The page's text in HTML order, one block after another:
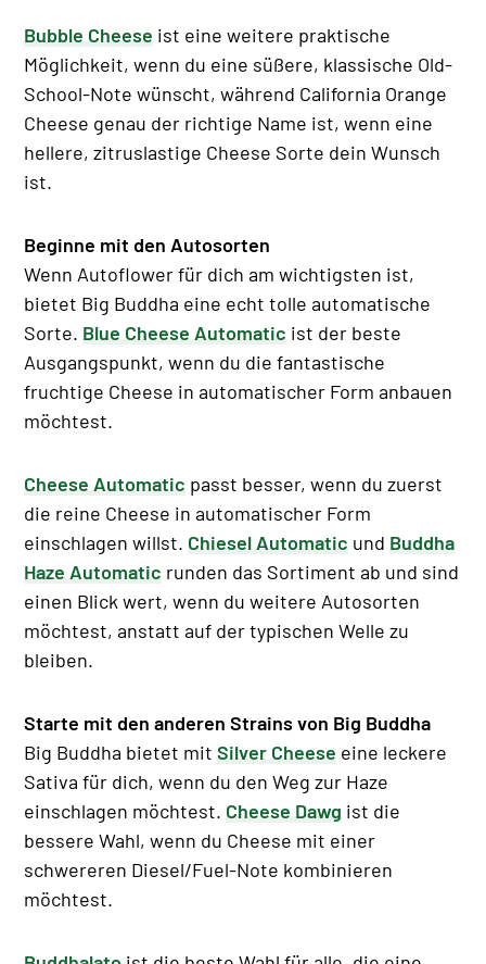
Bubble Cheese ist eine weitere praktische
Möglichkeit, wenn du eine süßere, klassische Old-
School-Note wünscht, während California Orange
Cheese genau der richtige Name ist, wenn eine
hellere, zitruslastige Cheese Sorte dein Wunsch
ist.
Beginne mit den Autosorten
Wenn Autoflower für dich am wichtigsten ist,
bietet Big Buddha eine echt tolle automatische
Sorte. Blue Cheese Automatic ist der beste
Ausgangspunkt, wenn du die fantastische
fruchtige Cheese in automatischer Form anbauen
möchtest.
Cheese Automatic passt besser, wenn du zuerst
die reine Cheese in automatischer Form
einschlagen willst. Chiesel Automatic und Buddha
Haze Automatic runden das Sortiment ab und sind
einen Blick wert, wenn du weitere Autosorten
möchtest, anstatt auf der typischen Welle zu
bleiben.
Starte mit den anderen Strains von Big Buddha
Big Buddha bietet mit Silver Cheese eine leckere
Sativa für dich, wenn du den Weg zur Haze
einschlagen möchtest. Cheese Dawg ist die
bessere Wahl, wenn du Cheese mit einer
schwereren Diesel/Fuel-Note kombinieren
möchtest.